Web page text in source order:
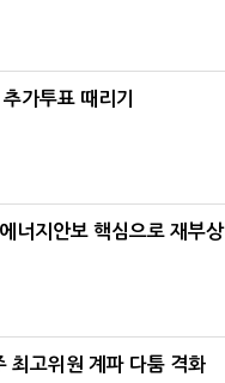
가투표 때리기
너지안보 핵심으로 재부상
고위원 계파 다툼 격화